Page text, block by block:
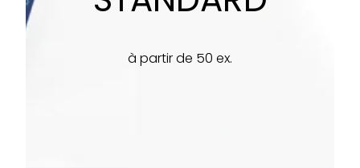
à partir de 50 ex.